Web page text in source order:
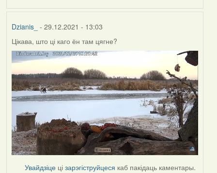
Dzianis_ - 29.12.2021 - 13:03
Цікава, што ці каго ён там цягне?
Увайдзіце цізарэгіструйцеся каб пакідаць каментары.